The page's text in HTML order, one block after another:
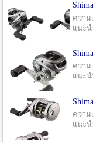
ความ
แนะน
ความ
แนะน
ความ
แนะน